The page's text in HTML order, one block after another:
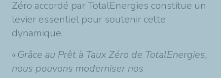
Zéro accordé par TotalEnergies constitue un
levier essentiel pour soutenir cette
dynamique.
«Grâce au Prêt à Taux Zéro de TotalEnergies,
nous pouvons moderniser nos